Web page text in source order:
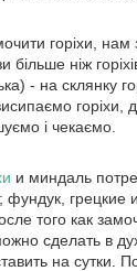
горіхи, нам
більше ніж
- на склянку
горіхи,
і чекаємо.
и миндаль
фундук, грецкие
того как
сделать в
на сутки.